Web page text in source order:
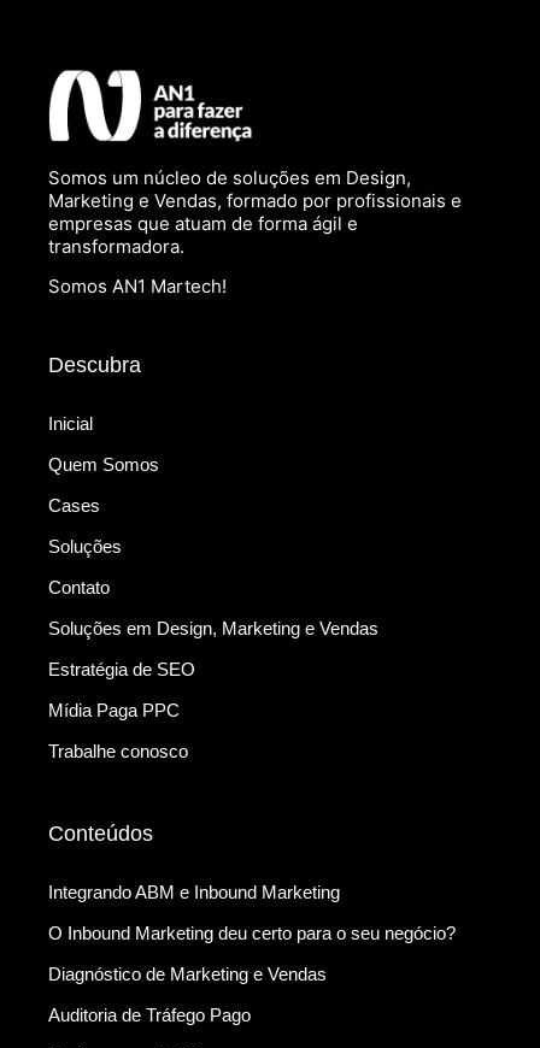
Somos um núcleo de soluções em Design,
Marketing e Vendas, formado por profissionais e
empresas que atuam de forma ágil e
transformadora.
Somos AN1 Martech!
Descubra
Inicial
Quem Somos
Cases
Soluções
Contato
Soluções em Design, Marketing e Vendas
Estratégia de SEO
Mídia Paga PPC
Trabalhe conosco
Conteúdos
Integrando ABM e Inbound Marketing
O Inbound Marketing deu certo para o seu negócio?
Diagnóstico de Marketing e Vendas
Auditoria de Tráfego Pago